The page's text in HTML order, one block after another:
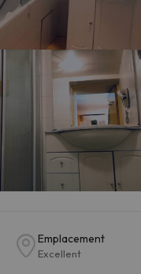
boussole, il reviendra.
Emplacement
Excellent